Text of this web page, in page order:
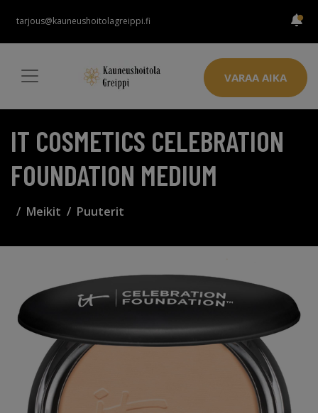
tarjous@kauneushoitolagreippi.fi
VARAA AIKA
IT COSMETICS CELEBRATION
FOUNDATION MEDIUM
Meikit Puuterit